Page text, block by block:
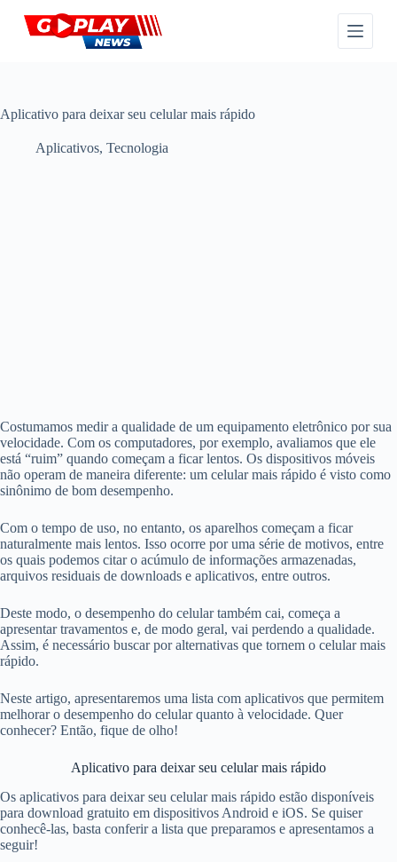
P
a
Aplicativo para deixar seu celular mais rápido
Aplicativos, Tecnologia
Costumamos medir a qualidade de um equipamento eletrônico por sua
velocidade. Com os computadores, por exemplo, avaliamos que ele
está “ruim” quando começam a ficar lentos. Os dispositivos móveis
não operam de maneira diferente: um celular mais rápido é visto como
sinônimo de bom desempenho.
Com o tempo de uso, no entanto, os aparelhos começam a ficar
naturalmente mais lentos. Isso ocorre por uma série de motivos, entre
os quais podemos citar o acúmulo de informações armazenadas,
arquivos residuais de downloads e aplicativos, entre outros.
Deste modo, o desempenho do celular também cai, começa a
apresentar travamentos e, de modo geral, vai perdendo a qualidade.
Assim, é necessário buscar por alternativas que tornem o celular mais
rápido.
Neste artigo, apresentaremos uma lista com aplicativos que permitem
melhorar o desempenho do celular quanto à velocidade. Quer
conhecer? Então, fique de olho!
Aplicativo para deixar seu celular mais rápido
Os aplicativos para deixar seu celular mais rápido estão disponíveis
para download gratuito em dispositivos Android e iOS. Se quiser
conhecê-las, basta conferir a lista que preparamos e apresentamos a
seguir!